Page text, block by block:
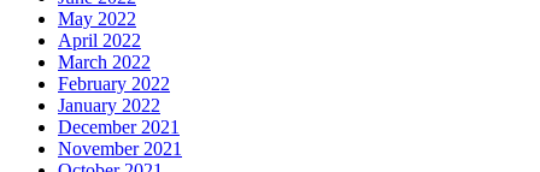
May 2022
April 2022
March 2022
February 2022
January 2022
December 2021
November 2021